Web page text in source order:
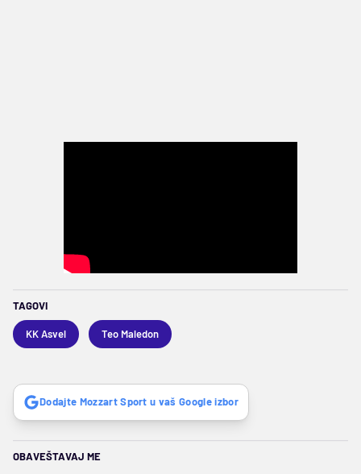
TAGOVI
KK Asvel Teo Maledon
Dodajte Mozzart Sport u vaš Google izbor
OBAVEŠTAVAJ ME